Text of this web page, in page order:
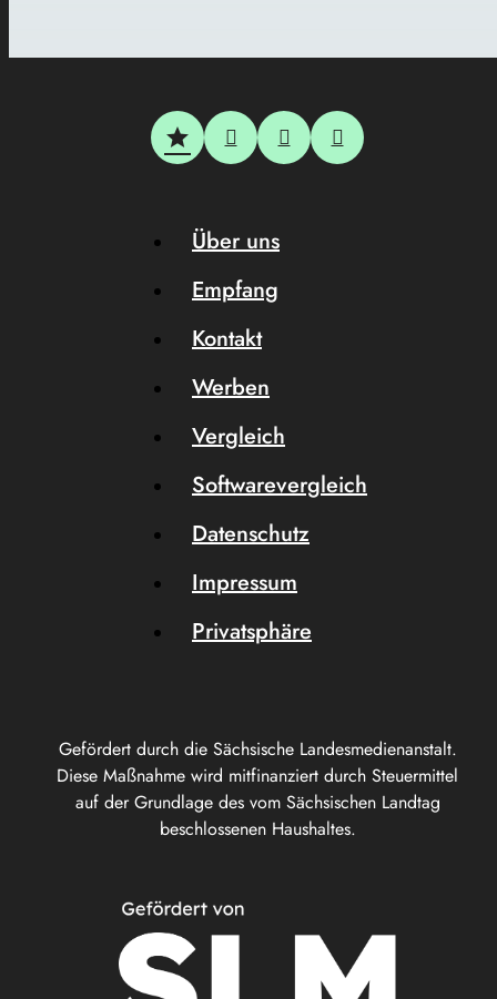
Gefördert durch die Sächsische Landesmedienanstalt.
Diese Maßnahme wird mitfinanziert durch Steuermittel
auf der Grundlage des vom Sächsischen Landtag
beschlossenen Haushaltes.
Über uns
Empfang
Kontakt
Werben
Vergleich
Softwarevergleich
Datenschutz
Impressum
Privatsphäre